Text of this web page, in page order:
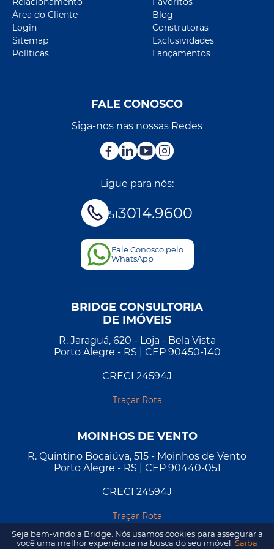
Área do Cliente
Login
Sitemap
Políticas
Blog
Construtoras
Exclusividades
Lançamentos
FALE CONOSCO
Siga-nos nas nossas Redes
Ligue para nós:
513014.9600
Fale Conosco pelo
WhatsApp
BRIDGE CONSULTORIA
DE IMÓVEIS
R. Jaraguá, 620 - Loja - Bela Vista
Porto Alegre - RS | CEP 90450-140
CRECI 24594J
Traçar Rota
MOINHOS DE VENTO
R. Quintino Bocaiúva, 515 - Moinhos de Vento
Porto Alegre - RS | CEP 90440-051
CRECI 24594J
Traçar Rota
Seja bem-vindo a Bridge. Nós usamos cookies para assegurar a
você uma melhor experiência na busca do seu imóvel. Saiba